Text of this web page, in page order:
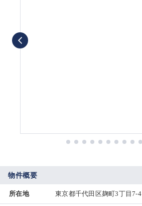
物件概要
所在地 東京都千代田区麹町3丁目7-4